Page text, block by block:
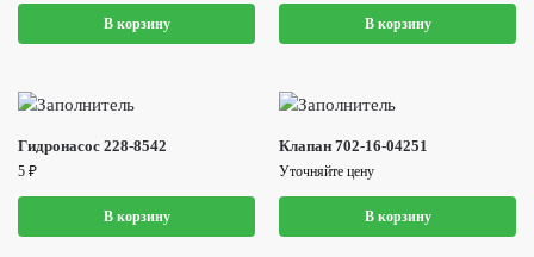
В корзину В корзину
Гидронасос 228-8542
5 ₽
В корзину
Клапан 702-16-04251
Уточняйте цену
В корзину